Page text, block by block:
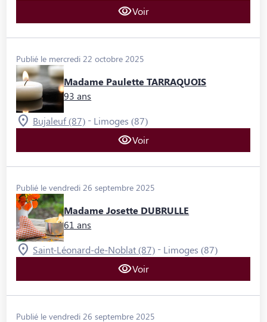
Voir
Publié le mercredi 22 octobre 2025
Madame Paulette TARRAQUOIS
93 ans
Bujaleuf (87) - Limoges (87)
Voir
Publié le vendredi 26 septembre 2025
Madame Josette DUBRULLE
61 ans
Saint-Léonard-de-Noblat (87) - Limoges (87)
Voir
Publié le vendredi 26 septembre 2025